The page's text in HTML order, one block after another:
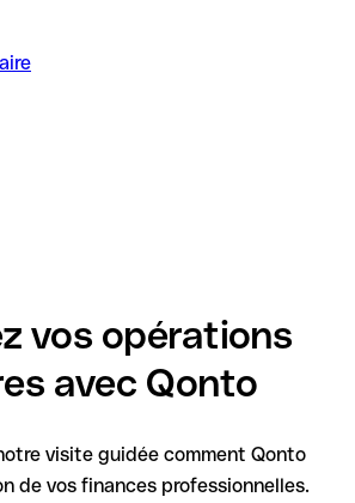
vos opérations
avec Qonto
visite guidée comment Qonto
de vos finances professionnelles.